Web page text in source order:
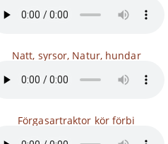
Natt, syrsor, Natur, hundar
Förgasartraktor kör förbi